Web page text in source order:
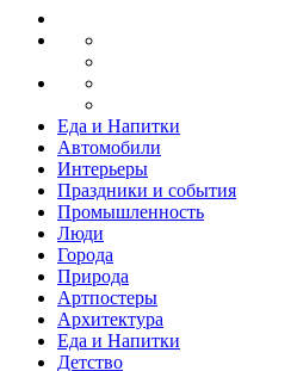
Еда и Напитки
Автомобили
Интерьеры
Праздники и события
Промышленность
Люди
Города
Природа
Артпостеры
Архитектура
Еда и Напитки
Детство